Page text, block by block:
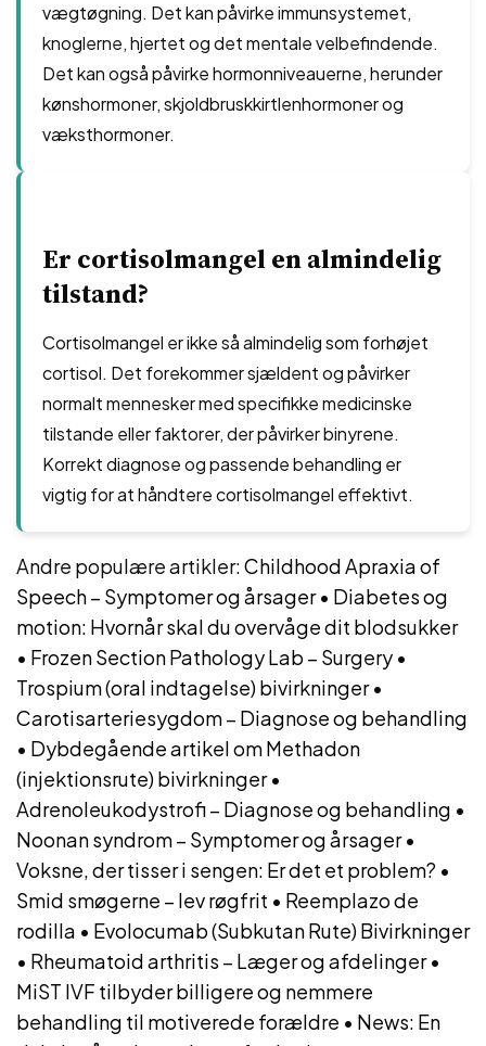
vægtøgning. Det kan påvirke immunsystemet,
knoglerne, hjertet og det mentale velbefindende.
Det kan også påvirke hormonniveauerne, herunder
kønshormoner, skjoldbruskkirtlenhormoner og
væksthormoner.
Er cortisolmangel en almindelig
tilstand?
Cortisolmangel er ikke så almindelig som forhøjet
cortisol. Det forekommer sjældent og påvirker
normalt mennesker med specifikke medicinske
tilstande eller faktorer, der påvirker binyrene.
Korrekt diagnose og passende behandling er
vigtig for at håndtere cortisolmangel effektivt.
Andre populære artikler:Childhood Apraxia of
Speech – Symptomer og årsager• Diabetes og
motion: Hvornår skal du overvåge dit blodsukker
• Frozen Section Pathology Lab – Surgery •
Trospium (oral indtagelse) bivirkninger•
Carotisarteriesygdom – Diagnose og behandling
• Dybdegående artikel om Methadon
(injektionsrute) bivirkninger•
Adrenoleukodystrofi – Diagnose og behandling •
Noonan syndrom – Symptomer og årsager•
Voksne, der tisser i sengen: Er det et problem? •
Smid smøgerne – lev røgfrit • Reemplazo de
rodilla • Evolocumab (Subkutan Rute) Bivirkninger
• Rheumatoid arthritis – Læger og afdelinger•
MiST IVF tilbyder billigere og nemmere
behandling til motiverede forældre • News: En